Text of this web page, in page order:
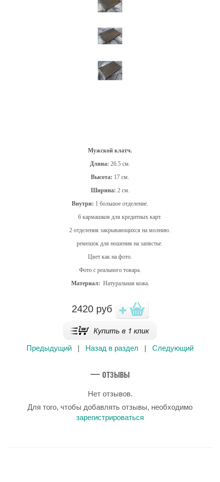
Мужской клатч.
Длина: 26.5 см.
Высота: 17 см.
Ширина: 2 см.
Внутри: 1 большое отделение.
6 кармашков для кредитных карт.
2 отделения закрывающихся на молнию.
ремешок для ношения на запястье.
Цвет как на фото.
Фото с реального товара.
Материал: Натуральная кожа.
2420руб
Предыдущий | Назад в раздел | Следующий
— отзывы
Нет отзывов.
Для того, чтобы добавлять отзывы, необходимо
зарегистрироваться